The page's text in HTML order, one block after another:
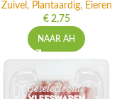
Zuivel, Plantaardig, Eieren
€2,75
NAAR AH